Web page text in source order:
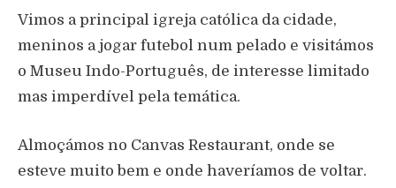
Vimos a principal igreja católica da cidade,
meninos a jogar futebol num pelado e visitámos
o Museu Indo-Português, de interesse limitado
mas imperdível pela temática.
Almoçámos no Canvas Restaurant, onde se
esteve muito bem e onde haveríamos de voltar.